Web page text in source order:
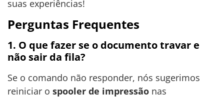
suas experiências!
Perguntas Frequentes
1. O que fazer se o documento travar e
não sair da fila?
Se o comando não responder, nós sugerimos
reiniciar o spooler de impressão nas